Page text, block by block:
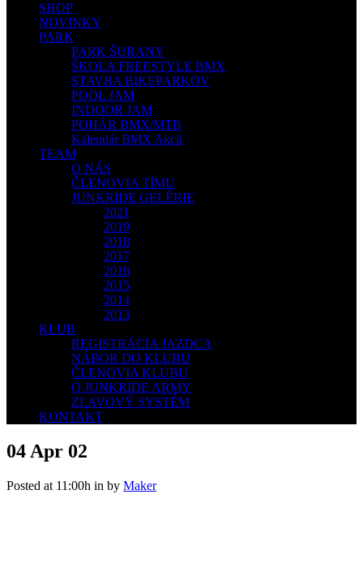
SHOP
NOVINKY
PARK
PARK ŠURANY
ŠKOLA FREESTYLE BMX
STAVBA BIKEPARKOV
POOL JAM
INDOOR JAM
POHÁR BMX/MTB
Kalendár BMX Akcií
TEAM
O NÁS
ČLENOVIA TÍMU
JUNKRIDE GELÉRIE
2021
2019
2018
2017
2016
2015
2014
2013
KLUB
REGISTRÁCIA JAZDCA
NÁBOR DO KLUBU
ČLENOVIA KLUBU
O JUNKRIDE ARMY
ZĽAVOVÝ SYSTÉM
KONTAKT
04 Apr 02
Posted at 11:00h in by Maker